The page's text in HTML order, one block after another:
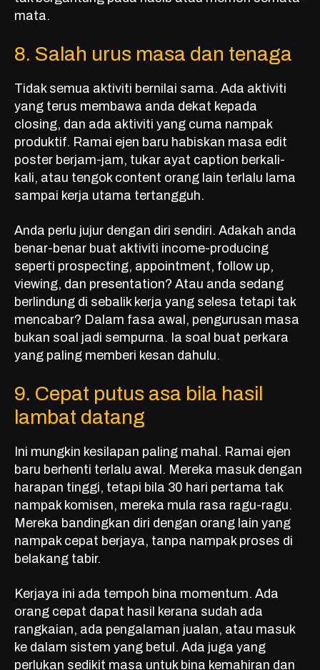
mata.
8. Salah urus masa dan tenaga
Tidak semua aktiviti bernilai sama. Ada aktiviti
yang terus membawa anda dekat kepada
closing, dan ada aktiviti yang cuma nampak
produktif. Ramai ejen baru habiskan masa edit
poster berjam-jam, tukar ayat caption berkali-
kali, atau tengok content orang lain terlalu lama
sampai kerja utama tertangguh.
Anda perlu jujur dengan diri sendiri. Adakah anda
benar-benar buat aktiviti income-producing
seperti prospecting, appointment, follow up,
viewing, dan presentation? Atau anda sedang
berlindung di sebalik kerja yang selesa tetapi tak
mencabar? Dalam fasa awal, pengurusan masa
bukan soal jadi sempurna. Ia soal buat perkara
yang paling memberi kesan dahulu.
9. Cepat putus asa bila hasil
lambat datang
Ini mungkin kesilapan paling mahal. Ramai ejen
baru berhenti terlalu awal. Mereka masuk dengan
harapan tinggi, tetapi bila 30 hari pertama tak
nampak komisen, mereka mula rasa ragu-ragu.
Mereka bandingkan diri dengan orang lain yang
nampak cepat berjaya, tanpa nampak proses di
belakang tabir.
Kerjaya ini ada tempoh bina momentum. Ada
orang cepat dapat hasil kerana sudah ada
rangkaian, ada pengalaman jualan, atau masuk
ke dalam sistem yang betul. Ada juga yang
perlukan sedikit masa untuk bina kemahiran dan